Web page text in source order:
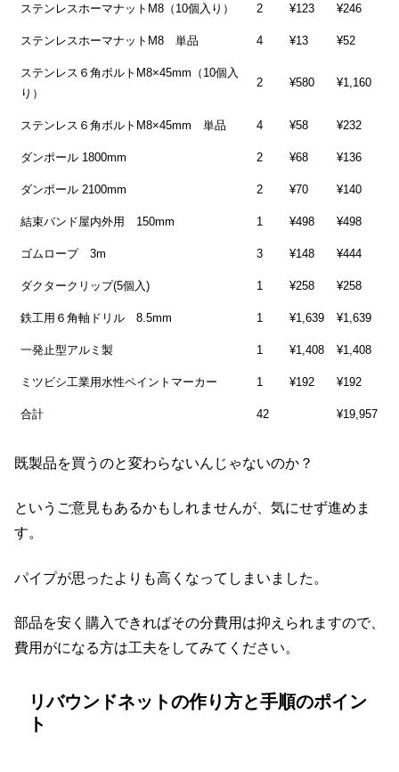
ステンレスホーマナットM8（10個入り） 2 ¥123 ¥246
ステンレスホーマナットM8 単品 4 ¥13 ¥52
ステンレス６角ボルトM8×45mm（10個入
り）
2 ¥580 ¥1,160
ステンレス６角ボルトM8×45mm 単品 4 ¥58 ¥232
ダンポール 1800mm 2 ¥68 ¥136
ダンポール 2100mm 2 ¥70 ¥140
結束バンド屋内外用 150mm 1 ¥498 ¥498
ゴムロープ 3m 3 ¥148 ¥444
ダクタークリップ(5個入) 1 ¥258 ¥258
鉄工用６角軸ドリル 8.5mm 1 ¥1,639 ¥1,639
一発止型アルミ製 1 ¥1,408 ¥1,408
ミツビシ工業用水性ペイントマーカー 1 ¥192 ¥192
合計 42 ¥19,957
既製品を買うのと変わらないんじゃないのか？
というご意見もあるかもしれませんが、気にせず進めま
す。
パイプが思ったよりも高くなってしまいました。
部品を安く購入できればその分費用は抑えられますので、
費用がになる方は工夫をしてみてください。
リバウンドネットの作り方と手順のポイン
ト